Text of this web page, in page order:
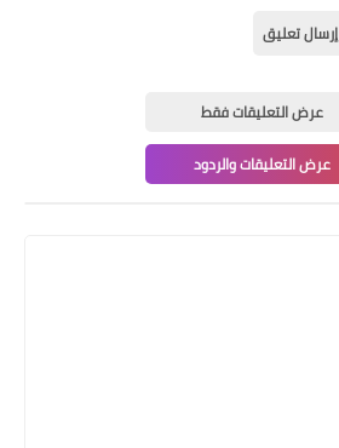
إرسال تعليق
عرض التعليقات فقط
عرض التعليقات والردود